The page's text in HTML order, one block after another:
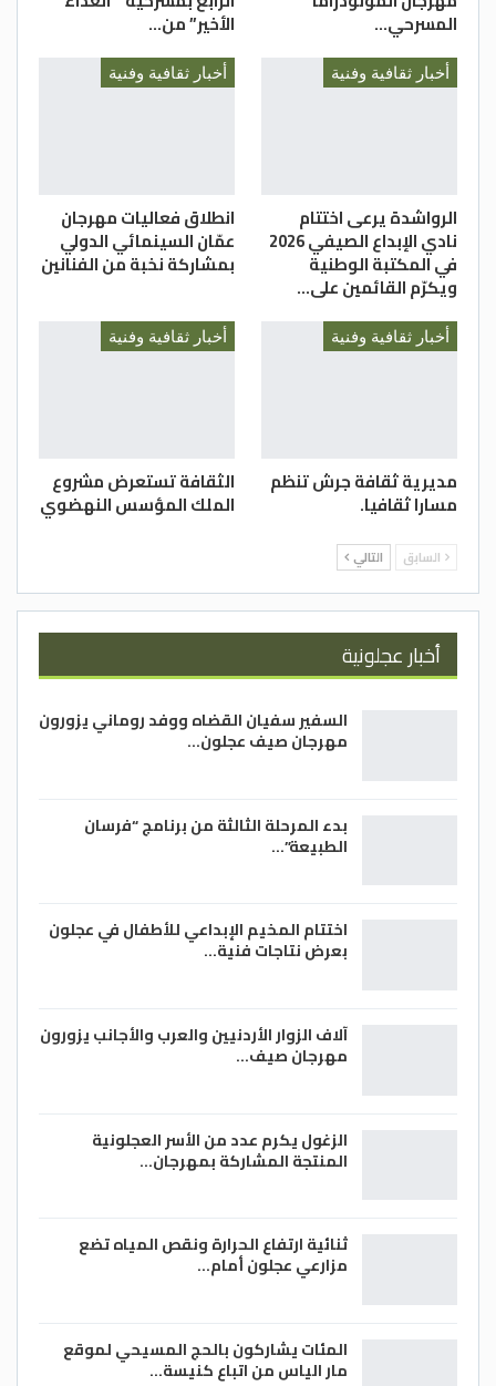
المسرحي… الأخير” من…
أخبار ثقافية وفنية
الرواشدة يرعى اختتام
نادي الإبداع الصيفي 2026
في المكتبة الوطنية
ويكرّم القائمين على…
أخبار ثقافية وفنية
انطلاق فعاليات مهرجان
عمّان السينمائي الدولي
بمشاركة نخبة من الفنانين
أخبار ثقافية وفنية
مديرية ثقافة جرش تنظم
مسارا ثقافيا.
أخبار ثقافية وفنية
الثقافة تستعرض مشروع
الملك المؤسس النهضوي
السابق التالي
أخبار عجلونية
السفير سفيان القضاه ووفد روماني يزورون
مهرجان صيف عجلون…
بدء المرحلة الثالثة من برنامج “فرسان
الطبيعة”…
اختتام المخيم الإبداعي للأطفال في عجلون
بعرض نتاجات فنية…
آلاف الزوار الأردنيين والعرب والأجانب يزورون
مهرجان صيف…
الزغول يكرم عدد من الأسر العجلونية
المنتجة المشاركة بمهرجان…
ثنائية ارتفاع الحرارة ونقص المياه تضع
مزارعي عجلون أمام…
المئات يشاركون بالحج المسيحي لموقع
مار الياس من اتباع كنيسة…